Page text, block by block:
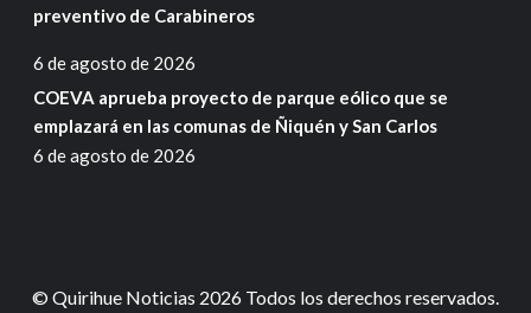
preventivo de Carabineros
6 de agosto de 2026
COEVA aprueba proyecto de parque eólico que se
emplazará en las comunas de Ñiquén y San Carlos
6 de agosto de 2026